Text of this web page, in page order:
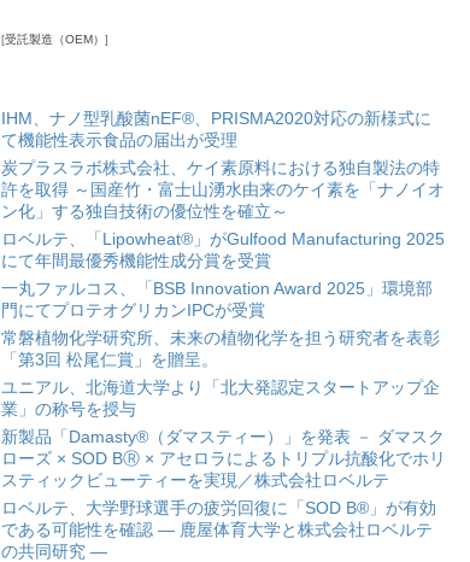
受託製造（OEM）
IHM、ナノ型乳酸菌nEF®、PRISMA2020対応の新様式に
て機能性表示食品の届出が受理
炭プラスラボ株式会社、ケイ素原料における独自製法の特
許を取得 ～国産竹・富士山湧水由来のケイ素を「ナノイオ
ン化」する独自技術の優位性を確立～
ロベルテ、「Lipowheat®」がGulfood Manufacturing 2025
にて年間最優秀機能性成分賞を受賞
一丸ファルコス、「BSB Innovation Award 2025」環境部
門にてプロテオグリカンIPCが受賞
常磐植物化学研究所、未来の植物化学を担う研究者を表彰
「第3回 松尾仁賞」を贈呈。
ユニアル、北海道大学より「北大発認定スタートアップ企
業」の称号を授与
新製品「Damasty®（ダマスティー）」を発表 － ダマスク
ローズ × SOD BⓇ × アセロラによるトリプル抗酸化でホリ
スティックビューティーを実現／株式会社ロベルテ
ロベルテ、大学野球選手の疲労回復に「SOD B®」が有効
である可能性を確認 ― 鹿屋体育大学と株式会社ロベルテ
の共同研究 ―